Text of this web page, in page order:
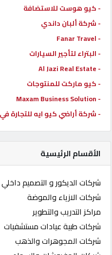
- كيو هوست للاستضافة
- شركة ألبان داندي
- Fanar Travel
- البتراء لتأجير السيارات
- Al Jazi Real Estate
- كيو ماركت للمنتوجات
- Maxam Business Solution
- شركة أراضي كيو ايه للتجارة في
الأقسام الرئيسية
شركات الديكور و التصميم داخلي
شركات الازياء والموضة
مراكز التدريب والتطوير
شركات طبية عيادات مستشفيات
شركات المجوهرات والذهب